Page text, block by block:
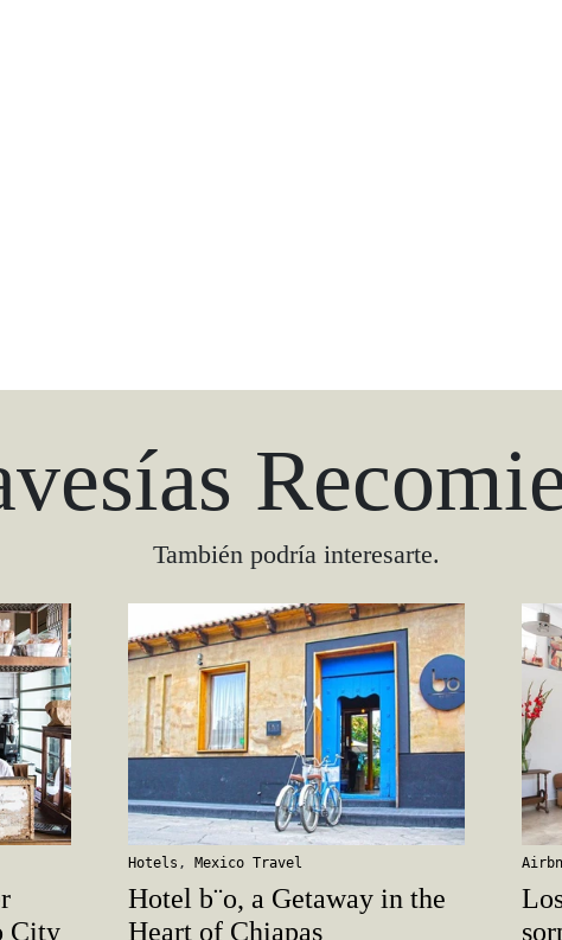
También podría interesarte.
City
Hotels , Mexico Travel
Hotel b¨o, a Getaway in the
Heart of Chiapas